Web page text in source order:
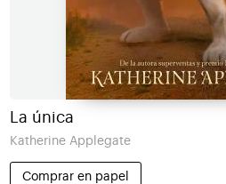
La única
Katherine Applegate
Comprar en papel